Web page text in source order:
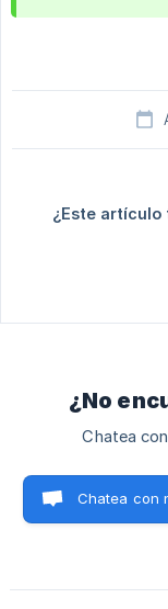
¿Este
¿No
Chatea
Chatea con